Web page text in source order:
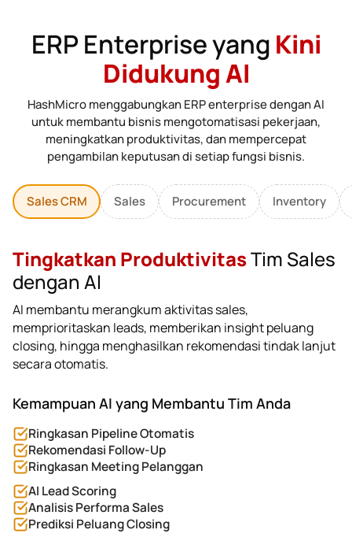
ERP Enterprise yang Kini
Didukung AI
HashMicro menggabungkan ERP enterprise dengan AI
untuk membantu bisnis mengotomatisasi pekerjaan,
meningkatkan produktivitas, dan mempercepat
pengambilan keputusan di setiap fungsi bisnis.
Sales CRM Sales Procurement Inventory
Tingkatkan ProduktivitasTim Sales
dengan AI
AI membantu merangkum aktivitas sales,
memprioritaskan leads, memberikan insight peluang
closing, hingga menghasilkan rekomendasi tindak lanjut
secara otomatis.
Kemampuan AI yang Membantu Tim Anda
Ringkasan Pipeline Otomatis
Rekomendasi Follow-Up
Ringkasan Meeting Pelanggan
AI Lead Scoring
Analisis Performa Sales
Prediksi Peluang Closing